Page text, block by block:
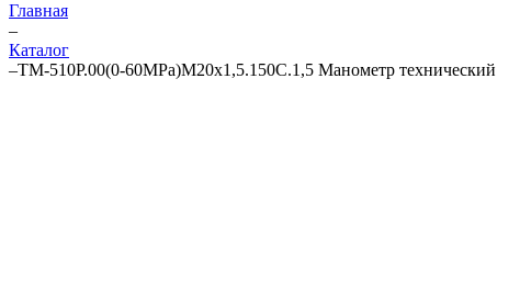
Главная
–
Каталог
–ТМ-510Р.00(0-60MPa)М20х1,5.150C.1,5 Манометр технический